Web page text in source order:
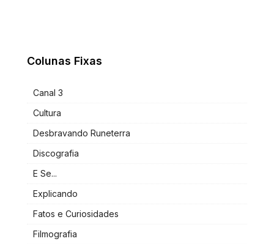
Colunas Fixas
Canal 3
Cultura
Desbravando Runeterra
Discografia
E Se...
Explicando
Fatos e Curiosidades
Filmografia